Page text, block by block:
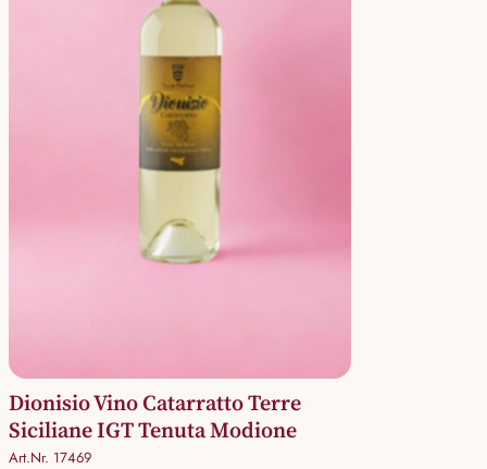
Dionisio Vino Catarratto Terre
Siciliane IGT Tenuta Modione
Art.Nr. 17469